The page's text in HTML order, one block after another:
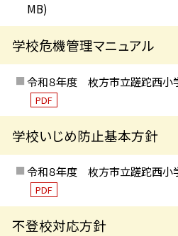
MB)
学校危機管理マニュアル
令和８年度 枚方市立蹉跎西小
PDF
学校いじめ防止基本方針
令和８年度 枚方市立蹉跎西小
PDF
不登校対応方針